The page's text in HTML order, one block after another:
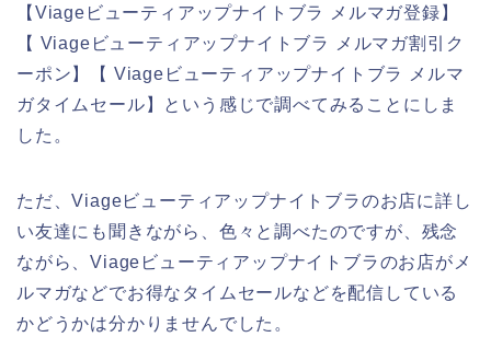
【Viageビューティアップナイトブラ メルマガ登録】
【 Viageビューティアップナイトブラ メルマガ割引ク
ーポン】【 Viageビューティアップナイトブラ メルマ
ガタイムセール】という感じで調べてみることにしま
した。
ただ、Viageビューティアップナイトブラのお店に詳し
い友達にも聞きながら、色々と調べたのですが、残念
ながら、Viageビューティアップナイトブラのお店がメ
ルマガなどでお得なタイムセールなどを配信している
かどうかは分かりませんでした。